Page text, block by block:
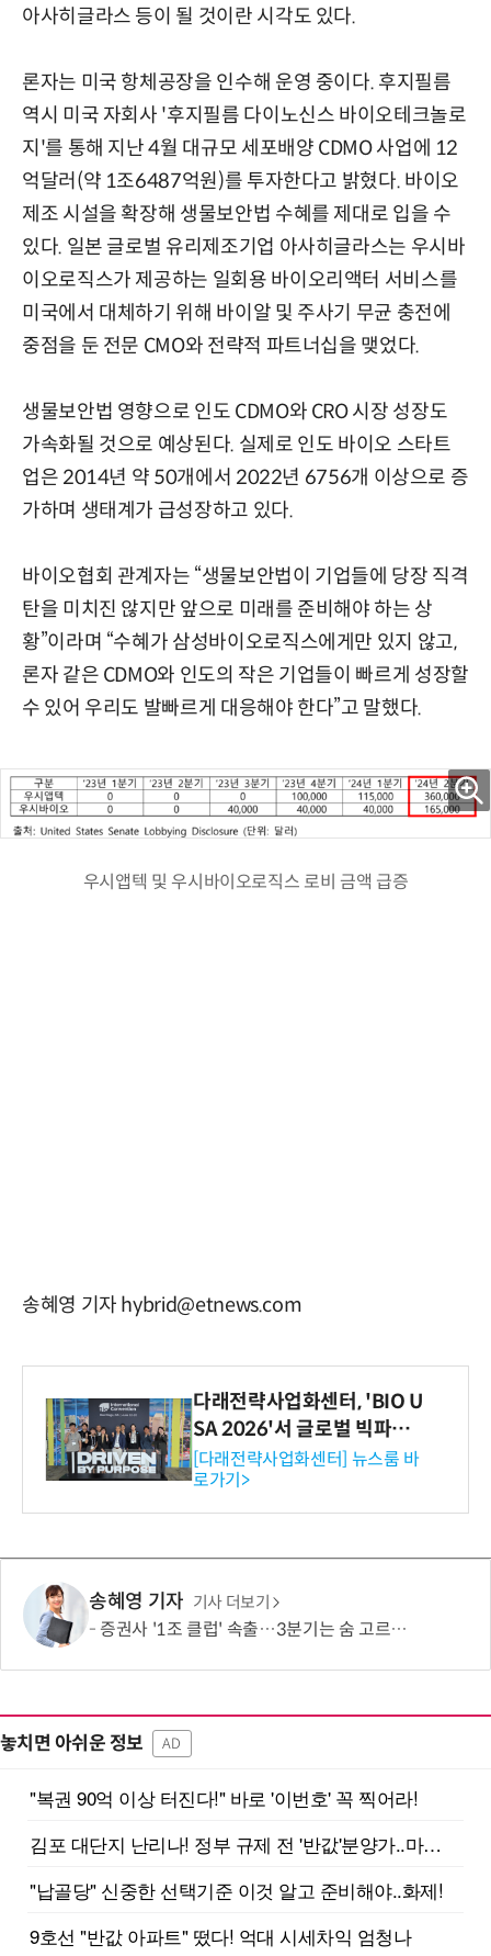
아사히글라스 등이 될 것이란 시각도 있다.
론자는 미국 항체공장을 인수해 운영 중이다. 후지필름
역시 미국 자회사 '후지필름 다이노신스 바이오테크놀로
지'를 통해 지난 4월 대규모 세포배양 CDMO 사업에 12
억달러(약 1조6487억원)를 투자한다고 밝혔다. 바이오
제조 시설을 확장해 생물보안법 수혜를 제대로 입을 수
있다. 일본 글로벌 유리제조기업 아사히글라스는 우시바
이오로직스가 제공하는 일회용 바이오리액터 서비스를
미국에서 대체하기 위해 바이알 및 주사기 무균 충전에
중점을 둔 전문 CMO와 전략적 파트너십을 맺었다.
생물보안법 영향으로 인도 CDMO와 CRO 시장 성장도
가속화될 것으로 예상된다. 실제로 인도 바이오 스타트
업은 2014년 약 50개에서 2022년 6756개 이상으로 증
가하며 생태계가 급성장하고 있다.
바이오협회 관계자는 “생물보안법이 기업들에 당장 직격
탄을 미치진 않지만 앞으로 미래를 준비해야 하는 상
황”이라며 “수혜가 삼성바이오로직스에게만 있지 않고,
론자 같은 CDMO와 인도의 작은 기업들이 빠르게 성장할
수 있어 우리도 발빠르게 대응해야 한다”고 말했다.
우시앱텍 및 우시바이오로직스 로비 금액 급증
송혜영 기자 hybrid@etnews.com
다래전략사업화센터, 'BIO U
SA 2026'서 글로벌 빅파마
와의 비즈니스 미팅 지원…K
-바이오 해외 진출 교두보 확
보
[다래전략사업화센터] 뉴스룸 바
로가기>
송혜영 기자 기사 더보기
증권사 '1조 클럽' 속출…3분기는 숨 고르기 전망
놓치면 아쉬운 정보 AD